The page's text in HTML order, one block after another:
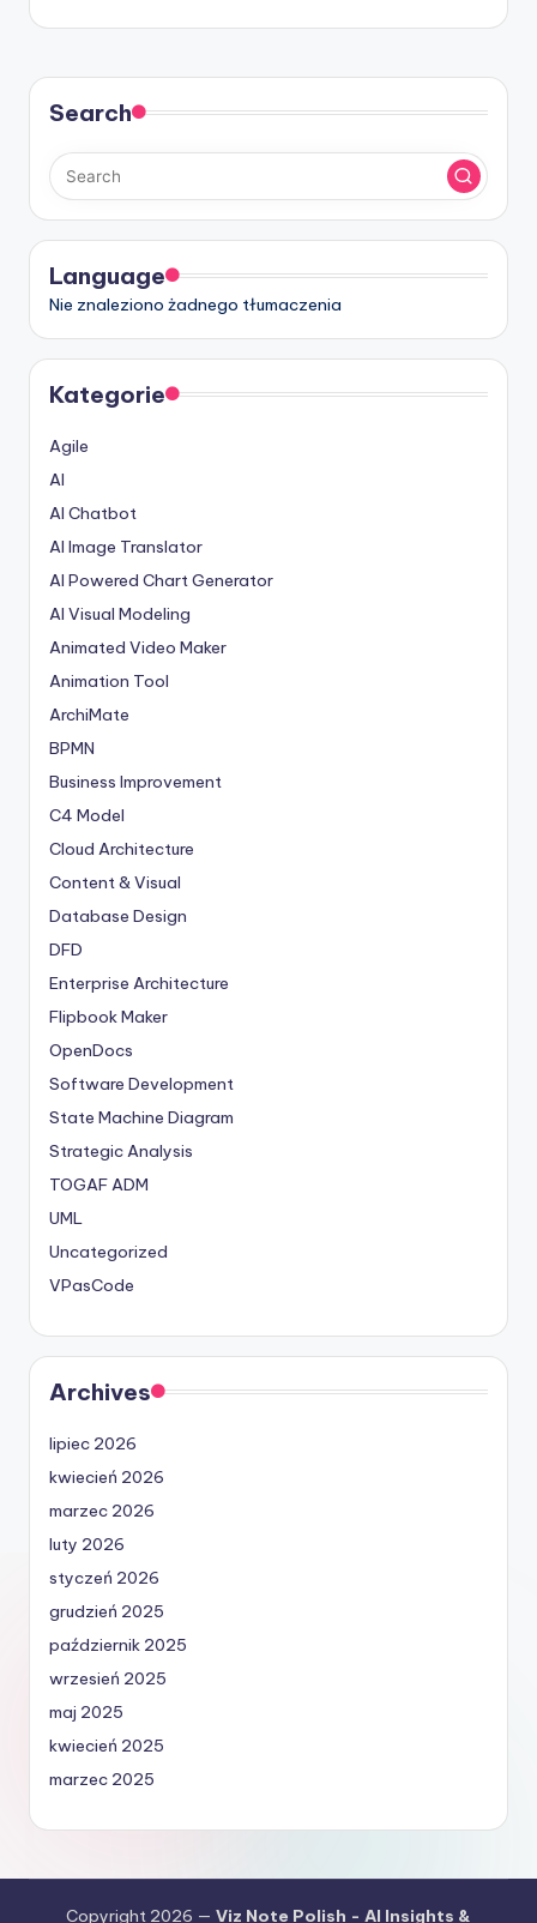
Search
Language
Nie znaleziono żadnego tłumaczenia
Kategorie
Agile
AI
AI Chatbot
AI Image Translator
AI Powered Chart Generator
AI Visual Modeling
Animated Video Maker
Animation Tool
ArchiMate
BPMN
Business Improvement
C4 Model
Cloud Architecture
Content & Visual
Database Design
DFD
Enterprise Architecture
Flipbook Maker
OpenDocs
Software Development
State Machine Diagram
Strategic Analysis
TOGAF ADM
UML
Uncategorized
VPasCode
Archives
lipiec 2026
kwiecień 2026
marzec 2026
luty 2026
styczeń 2026
grudzień 2025
październik 2025
wrzesień 2025
maj 2025
kwiecień 2025
marzec 2025
Copyright 2026 — Viz Note Polish - AI Insights &